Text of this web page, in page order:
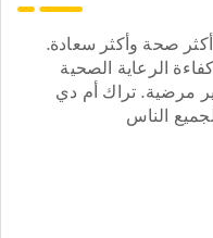
صحة وأكثر سعادة.
الرعاية الصحية
مرضية. تراك أم دي
الناس